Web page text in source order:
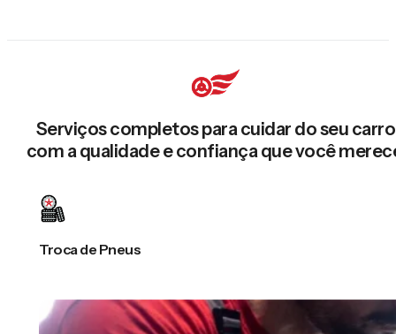
Serviços completos para cuidar do seu carro
com a qualidade e confiança que você
Troca de Pneus